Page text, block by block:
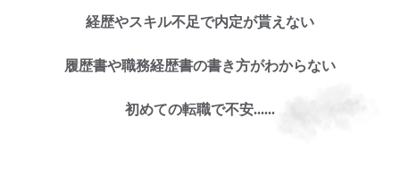
経歴やスキル不足で内定が貰えない
履歴書や職務経歴書の書き方がわからない
初めての転職で不安......
お仕事探しのお悩み
お任せくださ